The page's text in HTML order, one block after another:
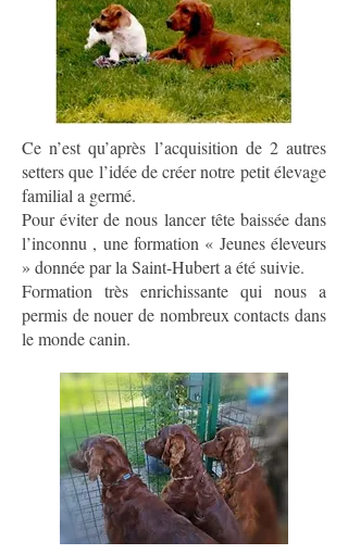
Ce n’est qu’après l’acquisition de 2 autres
setters que l’idée de créer notre petit élevage
familial a germé.
Pour éviter de nous lancer tête baissée dans
l’inconnu , une formation « Jeunes éleveurs
» donnée par la Saint-Hubert a été suivie.
Formation très enrichissante qui nous a
permis de nouer de nombreux contacts dans
le monde canin.